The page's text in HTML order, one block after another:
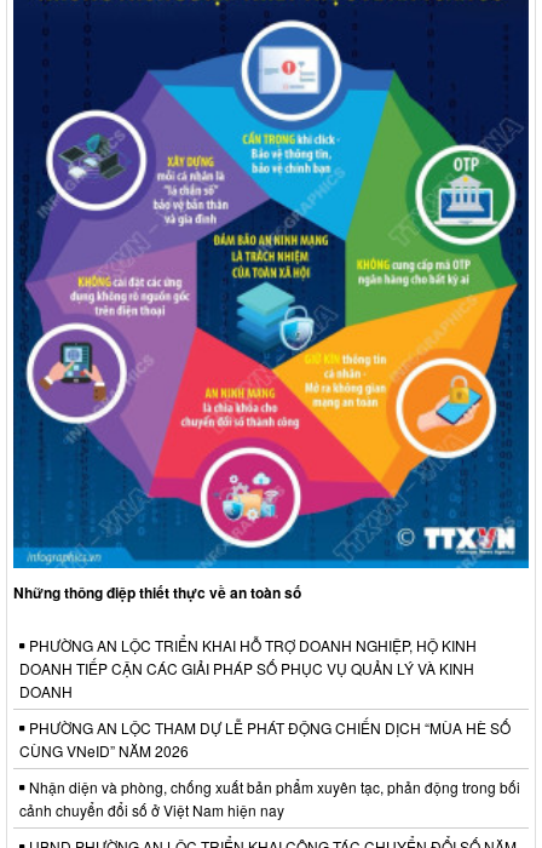
Những thông điệp thiết thực về an toàn số
PHƯỜNG AN LỘC TRIỂN KHAI HỖ TRỢ DOANH NGHIỆP, HỘ KINH
DOANH TIẾP CẬN CÁC GIẢI PHÁP SỐ PHỤC VỤ QUẢN LÝ VÀ KINH
DOANH
PHƯỜNG AN LỘC THAM DỰ LỄ PHÁT ĐỘNG CHIẾN DỊCH “MÙA HÈ SỐ
CÙNG VNeID” NĂM 2026
Nhận diện và phòng, chống xuất bản phẩm xuyên tạc, phản động trong bối
cảnh chuyển đổi số ở Việt Nam hiện nay